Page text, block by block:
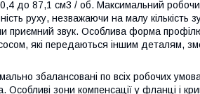
до 87,1 см3 / об. Максимальний
руху, незважаючи на малу кількість
звук. Особлива форма профілю
які передаються іншим деталям,
збалансовані по всіх робочих
зони компенсації у фланці і